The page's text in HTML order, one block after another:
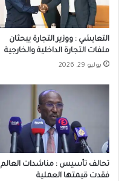
التعايشي : ووزير التجارة يبحثان
ملفات التجارة الداخلية والخارجية
يوليو 29, 2026
تحالف تأسيس : مناشدات العالم
فقدت قيمتها العملية